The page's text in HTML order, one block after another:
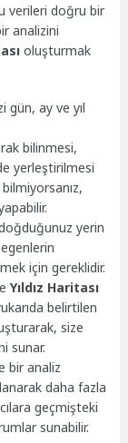
verileri doğru bir
analizini
oluşturmak
ay ve yıl
bilinmesi,
yerleştirilmesi
yerin
için gereklidir.
Yıldız Haritası
belirtilen
size
sunar.
bir analiz
daha fazla
geçmişteki
sunabilir.